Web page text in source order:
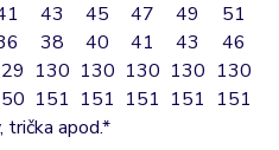
43 45 47 49
51
38 40 41 43
46
130 130 130 130 130
151 151 151 151 151
trička apod.*